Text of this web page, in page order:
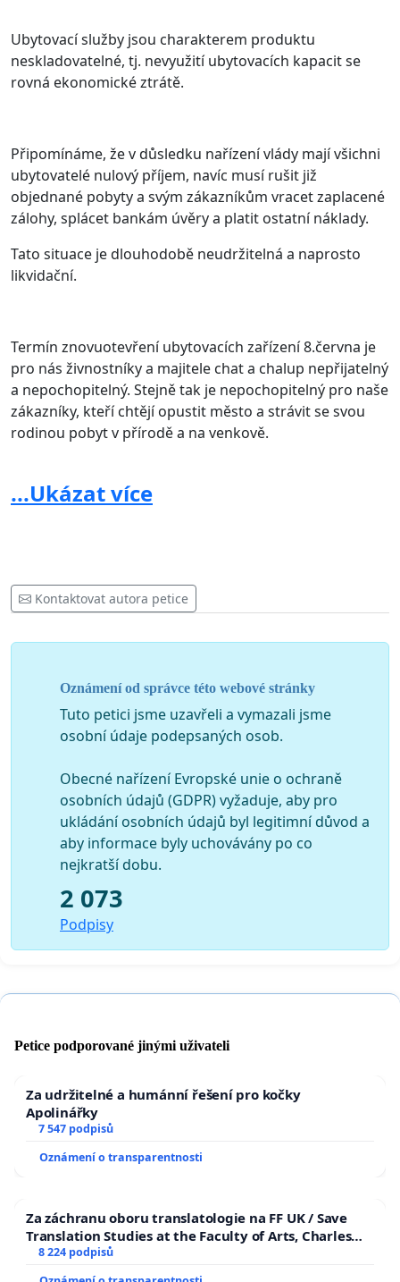
Ubytovací služby jsou charakterem produktu
neskladovatelné, tj. nevyužití ubytovacích kapacit se
rovná ekonomické ztrátě.
Připomínáme, že v důsledku nařízení vlády mají všichni
ubytovatelé nulový příjem, navíc musí rušit již
objednané pobyty a svým zákazníkům vracet zaplacené
zálohy, splácet bankám úvěry a platit ostatní náklady.
Tato situace je dlouhodobě neudržitelná a naprosto
likvidační.
Termín znovuotevření ubytovacích zařízení 8.června je
pro nás živnostníky a majitele chat a chalup nepřijatelný
a nepochopitelný. Stejně tak je nepochopitelný pro naše
zákazníky, kteří chtějí opustit město a strávit se svou
rodinou pobyt v přírodě a na venkově.
objekty s vlastním pozemkem, zahradou nebo lesem na
kterém se nikdo, kromě ubytovaných nepohybuje.
zařízení
Ministerstva zdravotnictví se nekontrolované šíření
koronaviru zastavilo.
Jsou otevřeny supermarkety, hobby markety (tedy
od 20.dubna mj. farmářské trhy, venkovní tréninkové
aktivity sportovců v menších skupinách, svatby do 10
lidí apod.
Ubytovací kapacita většiny chat a chalup
rodiny) a zajisté nepatří mezi rizikové provozy a
Zároveň nám připadá nelogické, aby tato ubytovací
zákazníky otevřít dveře ve stejném termínu, jako velké
pronajímatele chaty v lese a majitele řetězců hotelů jako
např. Hilton.
Z tohoto důvodu žádáme, aby vláda od 1.května zrušila
zákaz ubytovacích služeb v individuálních ubytovacích
zařízeních za stanovených podmínek.
...Ukázat více
Kontaktovat autora petice
Oznámení od správce této webové stránky
Tuto petici jsme uzavřeli a vymazali jsme
osobní údaje podepsaných osob.
Obecné nařízení Evropské unie o ochraně
osobních údajů (GDPR) vyžaduje, aby pro
ukládání osobních údajů byl legitimní důvod a
aby informace byly uchovávány po co
nejkratší dobu.
2 073
Podpisy
Petice podporované jinými uživateli
Za udržitelné a humánní řešení pro kočky
Apolinářky
7 547 podpisů
Oznámení o transparentnosti
Za záchranu oboru translatologie na FF UK / Save
Translation Studies at the Faculty of Arts, Charles
University
8 224 podpisů